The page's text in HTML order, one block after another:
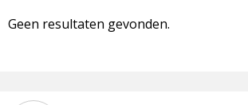
Geen resultaten gevonden.